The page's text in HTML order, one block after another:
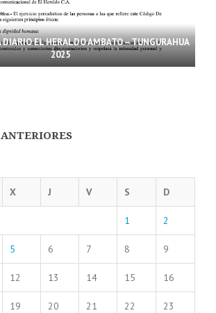
DIARIO EL HERALDO AMBATO – TUNGURAHUA
2025
X J V S D
1 2
5 6 7 8 9
12 13 14 15 16
19 20 21 22 23